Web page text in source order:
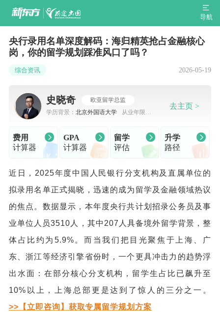
导航
央行录用名单深度解码：海归精英抢占金融核心
岗，你的留学规划踩准风口了吗？
综合资讯 2026-05-19
史晓奇
欧亚留学总监
学历背景： 北京外国语大学
从业年限：
去主页 >
费用
计算器
GPA
计算器
留学
评估
升学
路径
近日，2025年度中国人民银行分支机构及直属单位的
拟录用名单正式揭晓，迅速的成为留学及金融领域热议
的焦点。数据显示，本年度央行共计划招录公务员及事
业单位人员3510人，其中207人具备境外留学背景，整
体占比约为5.9%。而当我们把目光聚焦于上海、广
东、浙江等经济引擎省份时，一个更具冲击力的趋势浮
出水面：在部分核心分支机构，留学生占比已飙升至
10%以上，上海总部更是达到了惊人的三分之一。
>>【立即咨询】获取专属留学规划方案